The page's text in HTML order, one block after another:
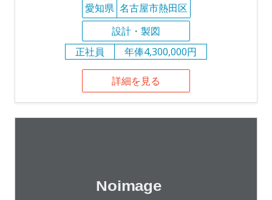
愛知県 名古屋市熱田区
設計・製図
正社員
年俸4,300,000円
詳細を見る